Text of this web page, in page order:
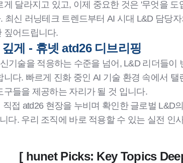
게 달라지고 있고, 이제 중요한 것은 '무엇을
최신 러닝테크 트렌드부터 AI 시대 L&D 담당
짚어드립니다.
게 - 휴넷 atd26 디브리핑
기술을 적응하는 수준을 넘어, L&D 리더들이
니다. 빠르게 진화 중인 AI 기술 환경 속에서
구들을 제공하는 자리가 될 것 입니다.
접 atd26 현장을 누비며 확인한 글로벌 L&D
다. 우리 조직에 바로 적용할 수 있는 실전 인
[ hunet Picks: Key Topics